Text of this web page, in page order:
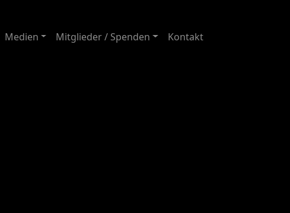
Medien Mitglieder / Spenden Kontakt